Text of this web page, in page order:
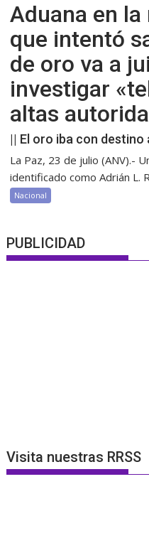
Aduana en
que intentó
de oro va a
investigar
altas
|| El oro iba con destino
La Paz, 23 de julio (ANV).-
identificado como Adrián L.
Nacional
PUBLICIDAD
Visita nuestras RRSS